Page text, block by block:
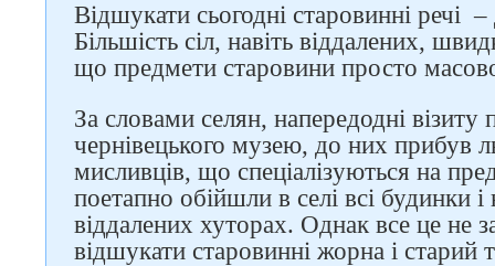
Відшукати сьогодні старовинні речі
Більшість сіл, навіть віддалених,
що предмети старовини просто
За словами селян, напередодні візиту
чернівецького музею, до них прибув
мисливців, що спеціалізуються на
поетапно обійшли в селі всі будинки і
віддалених хуторах. Однак все це не
відшукати старовинні жорна і старий
Слідкуйте за нами в
соцмережах